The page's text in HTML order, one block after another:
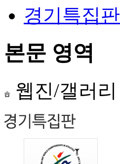
경기특집판
본문 영역
웹진/갤러리